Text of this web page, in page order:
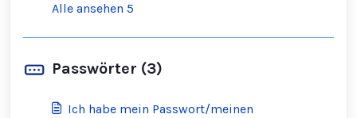
Alle ansehen 5
Passwörter (3)
Ich habe mein Passwort/meinen